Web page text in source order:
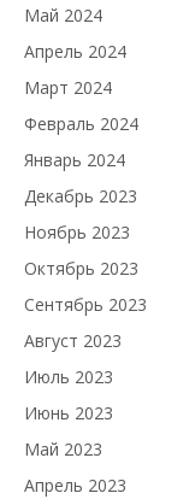
Май 2024
Апрель 2024
Март 2024
Февраль 2024
Январь 2024
Декабрь 2023
Ноябрь 2023
Октябрь 2023
Сентябрь 2023
Август 2023
Июль 2023
Июнь 2023
Май 2023
Апрель 2023